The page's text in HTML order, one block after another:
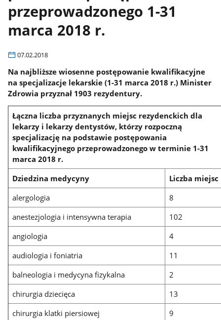
przeprowadzonego 1-31
marca 2018 r.
07.02.2018
Na najbliższe wiosenne postępowanie kwalifikacyjne
na specjalizacje lekarskie (1-31 marca 2018 r.) Minister
Zdrowia przyznał 1903 rezydentury.
Łączna liczba przyznanych miejsc rezydenckich dla
lekarzy i lekarzy dentystów, którzy rozpoczną
specjalizację na podstawie postępowania
kwalifikacyjnego przeprowadzonego w terminie 1-31
marca 2018 r.
Dziedzina medycyny
Liczba miejsc
alergologia
8
anestezjologia i intensywna terapia
102
angiologia
4
audiologia i foniatria
11
balneologia i medycyna fizykalna
2
chirurgia dziecięca
13
chirurgia klatki piersiowej
9